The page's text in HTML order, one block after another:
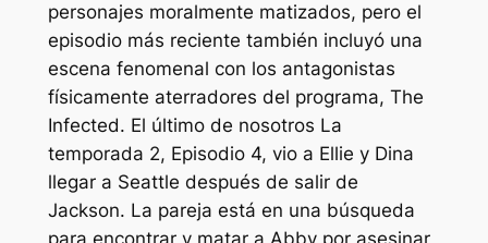
personajes moralmente matizados, pero el
episodio más reciente también incluyó una
escena fenomenal con los antagonistas
físicamente aterradores del programa, The
Infected. El último de nosotros La
temporada 2, Episodio 4, vio a Ellie y Dina
llegar a Seattle después de salir de
Jackson. La pareja está en una búsqueda